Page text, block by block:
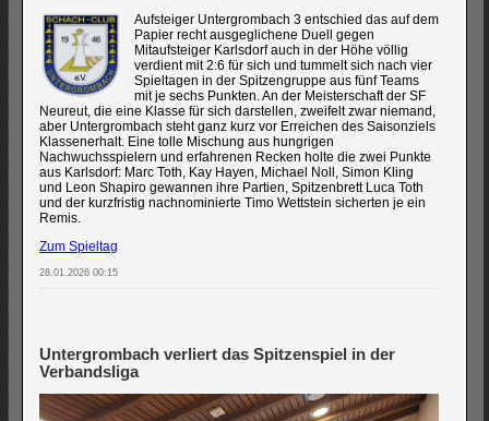
Aufsteiger Untergrombach 3 entschied das auf dem
Papier recht ausgeglichene Duell gegen
Mitaufsteiger Karlsdorf auch in der Höhe völlig
verdient mit 2:6 für sich und tummelt sich nach vier
Spieltagen in der Spitzengruppe aus fünf Teams
mit je sechs Punkten. An der Meisterschaft der SF
Neureut, die eine Klasse für sich darstellen, zweifelt zwar niemand,
aber Untergrombach steht ganz kurz vor Erreichen des Saisonziels
Klassenerhalt. Eine tolle Mischung aus hungrigen
Nachwuchsspielern und erfahrenen Recken holte die zwei Punkte
aus Karlsdorf: Marc Toth, Kay Hayen, Michael Noll, Simon Kling
und Leon Shapiro gewannen ihre Partien, Spitzenbrett Luca Toth
und der kurzfristig nachnominierte Timo Wettstein sicherten je ein
Remis.
Zum Spieltag
28.01.2026 00:15
Untergrombach verliert das Spitzenspiel in der
Verbandsliga